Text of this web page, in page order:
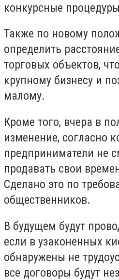
конкурсные
Также по новому
определить
торговых объектов,
крупному бизнесу и
малому.
Кроме того, вчера в
изменение, согласно
предприниматели не
продавать свои
Сделано это по
общественников.
В будущем будут
если в узаконенных
обнаружены не
все договоры будут